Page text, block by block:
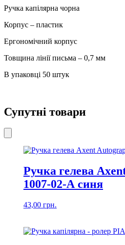
кількість
Ручка капілярна чорна
Корпус – пластик
Ергономічний корпус
Товщина лінії письма – 0,7 мм
В упаковці 50 штук
Супутні товари
Ручка гелева
1007-02-А синя
43,00 грн.